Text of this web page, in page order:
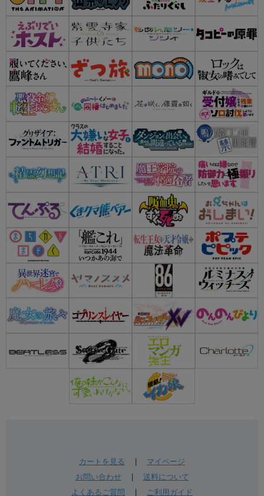
カートを見る
マイページ
お問い合わせ| 送料について
よくあるご質問
ご利用ガイド